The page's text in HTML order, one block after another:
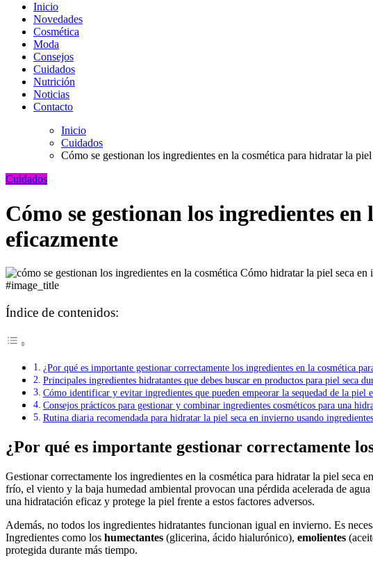
Inicio
Novedades
Cosmética
Moda
Consejos
Cuidados
Nutrición
Noticias
Contacto
Inicio
Cuidados
Cómo se gestionan los ingredientes en la cosmética para hidratar la
Cuidados
Cómo se gestionan los ingredientes
eficazmente
#image_title
Índice de contenidos:
¿Por qué es importante gestionar correctamente los ingredientes en la cosmética
Principales ingredientes hidratantes que debes buscar en productos para piel seca
Cómo identificar y evitar ingredientes que pueden empeorar la sequedad de la piel
Consejos prácticos para gestionar y combinar ingredientes cosméticos para una
Rutina diaria recomendada para hidratar la piel seca en invierno usando
¿Por qué es importante gestionar correctamente
Gestionar correctamente los ingredientes en la cosmética para hidratar la piel seca en invierno es fundamental porque esta estación implica condiciones ambientales que afectan directamente la barrera cutánea. El
frío, el viento y la baja humedad ambiental provocan una pérdida acelerada de
una hidratación eficaz y protege la piel frente a estos factores adversos.
Además, no todos los ingredientes hidratantes funcionan igual en invierno. Es
Ingredientes como los humectantes (glicerina, ácido hialurónico), emolientes
protegida durante más tiempo.